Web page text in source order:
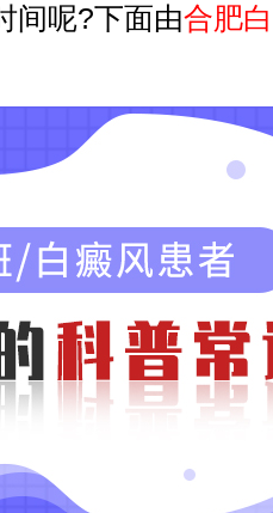
间呢?下面由合肥